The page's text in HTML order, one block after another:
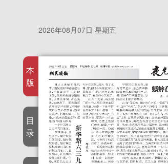
2026年08月07日 星期五
本
版
目
录